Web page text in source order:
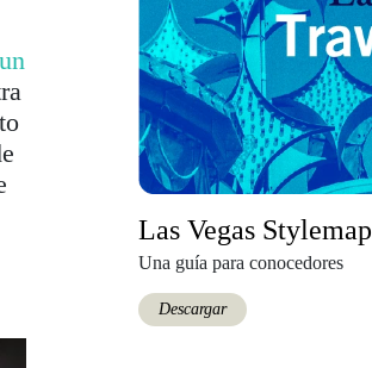
Las Vegas Stylemap
Una guía para conocedores
Descargar